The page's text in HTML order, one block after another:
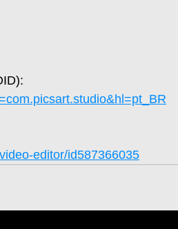
editor/id587366035